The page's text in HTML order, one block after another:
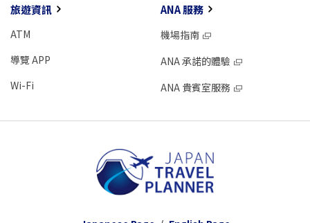
旅遊資訊
ATM
導覽 APP
Wi-Fi
ANA 服務
機場指南
ANA 承諾的體驗
ANA 貴賓室服務